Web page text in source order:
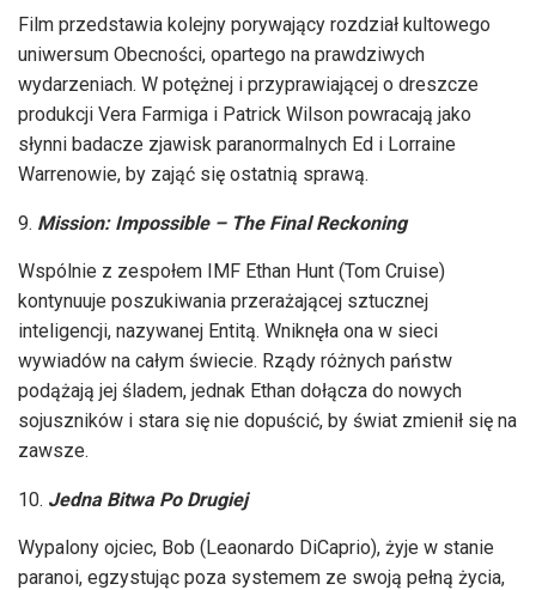
Film przedstawia kolejny porywający rozdział kultowego
uniwersum Obecności, opartego na prawdziwych
wydarzeniach. W potężnej i przyprawiającej o dreszcze
produkcji Vera Farmiga i Patrick Wilson powracają jako
słynni badacze zjawisk paranormalnych Ed i Lorraine
Warrenowie, by zająć się ostatnią sprawą.
Mission: Impossible – The Final Reckoning
Wspólnie z zespołem IMF Ethan Hunt (Tom Cruise)
kontynuuje poszukiwania przerażającej sztucznej
inteligencji, nazywanej Entitą. Wniknęła ona w sieci
wywiadów na całym świecie. Rządy różnych państw
podążają jej śladem, jednak Ethan dołącza do nowych
sojuszników i stara się nie dopuścić, by świat zmienił się na
zawsze.
Jedna Bitwa Po Drugiej
Wypalony ojciec, Bob (Leaonardo DiCaprio), żyje w stanie
paranoi, egzystując poza systemem ze swoją pełną życia,